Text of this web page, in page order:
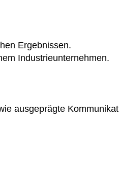
Ergebnissen.
Industrieunternehmen.
ausgeprägte